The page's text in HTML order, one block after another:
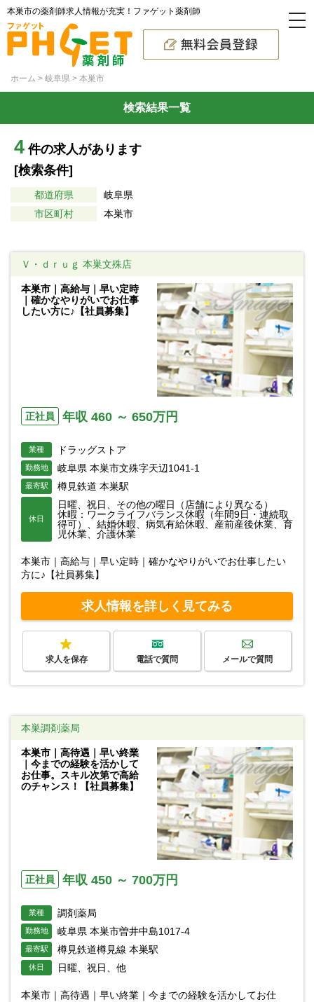
本巣市の薬剤師求人情報が充実！ファゲット薬剤師
ホーム 岐阜県 本巣市
検索結果一覧
4 件の求人があります
[検索条件]
都道府県
岐阜県
市区町村
本巣市
Ｖ・ｄｒｕｇ 本巣文殊店
本巣市｜高給与｜早い定時
｜確かなやりがいでお仕事
したい方に♪【社員募集】
正社員 年収 460 ～ 650万円
業種 ドラッグストア
勤務地 岐阜県 本巣市文殊字天辺1041-1
最寄駅 樽見鉄道 本巣駅
休日
日曜、祝日、その他の曜日（店舗により異なる）
休暇：ワークライフバランス休暇（年間9日・連続取
得可）、結婚休暇、病気有給休暇、産前産後休業、育
児休業、介護休業
本巣市｜高給与｜早い定時｜確かなやりがいでお仕事したい
方に♪【社員募集】
求人情報を詳しく見てみる
求人を保存 電話で質問 メールで質問
本巣調剤薬局
本巣市｜高待遇｜早い終業
｜今までの経験を活かして
お仕事。スキル次第で高給
のチャンス！【社員募集】
正社員 年収 450 ～ 700万円
業種 調剤薬局
勤務地 岐阜県 本巣市曽井中島1017-4
最寄駅 樽見鉄道樽見線 本巣駅
休日 日曜、祝日、他
本巣市｜高待遇｜早い終業｜今までの経験を活かしてお仕